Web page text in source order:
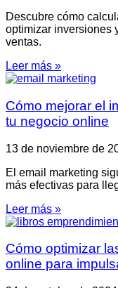
Descubre cómo
optimizar inversiones
ventas.
Leer más »
Cómo mejorar el
tu negocio online
13 de noviembre de
El email marketing
más efectivas para
Leer más »
Cómo optimizar
online para